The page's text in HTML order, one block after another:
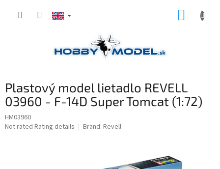
Plastový model lietadlo REVELL
03960 - F-14D Super Tomcat (1:72)
HM03960
The
Not rated Rating details Brand: Revell